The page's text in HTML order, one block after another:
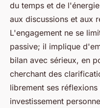
du temps et de
aux discussions et aux
L'engagement ne se
passive; il implique
bilan avec sérieux, en
cherchant des
librement ses
investissement